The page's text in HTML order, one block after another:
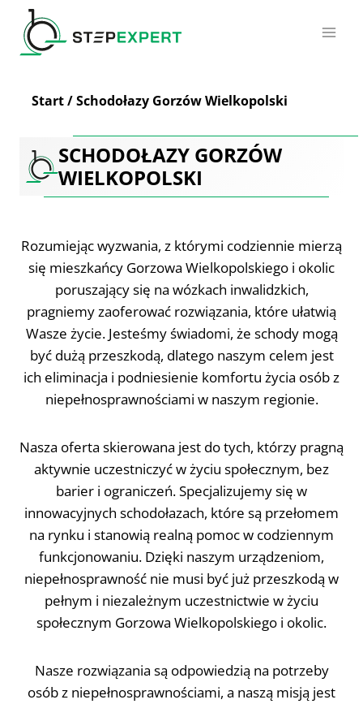
Przejdź
treści
Start/Schodołazy Gorzów Wielkopolski
SCHODOŁAZY GORZÓW
WIELKOPOLSKI
Rozumiejąc wyzwania, z którymi codziennie mierzą
się mieszkańcy Gorzowa Wielkopolskiego i okolic
poruszający się na wózkach inwalidzkich,
pragniemy zaoferować rozwiązania, które ułatwią
Wasze życie. Jesteśmy świadomi, że schody mogą
być dużą przeszkodą, dlatego naszym celem jest
ich eliminacja i podniesienie komfortu życia osób z
niepełnosprawnościami w naszym regionie.
Nasza oferta skierowana jest do tych, którzy pragną
aktywnie uczestniczyć w życiu społecznym, bez
barier i ograniczeń. Specjalizujemy się w
innowacyjnych schodołazach, które są przełomem
na rynku i stanowią realną pomoc w codziennym
funkcjonowaniu. Dzięki naszym urządzeniom,
niepełnosprawność nie musi być już przeszkodą w
pełnym i niezależnym uczestnictwie w życiu
społecznym Gorzowa Wielkopolskiego i okolic.
Nasze rozwiązania są odpowiedzią na potrzeby
osób z niepełnosprawnościami, a naszą misją jest